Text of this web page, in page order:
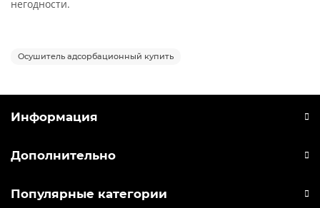
негодности.
Осушитель адсорбационный купить
Информация
Дополнительно
Популярные категории